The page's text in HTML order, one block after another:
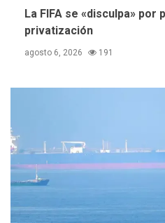
La FIFA se «disculpa» por
privatización
agosto 6, 2026 191